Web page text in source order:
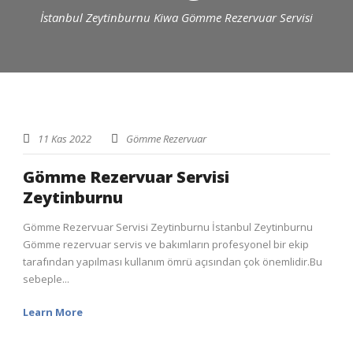
İstanbul Zeytinburnu Kiwa Gömme Rezervuar Servisi
11 Kas 2022 Gömme Rezervuar
Gömme Rezervuar Servisi
Zeytinburnu
Gömme Rezervuar Servisi Zeytinburnu İstanbul Zeytinburnu
Gömme rezervuar servis ve bakımların profesyonel bir ekip
tarafından yapılması kullanım ömrü açısından çok önemlidir.Bu
sebeple...
Learn More